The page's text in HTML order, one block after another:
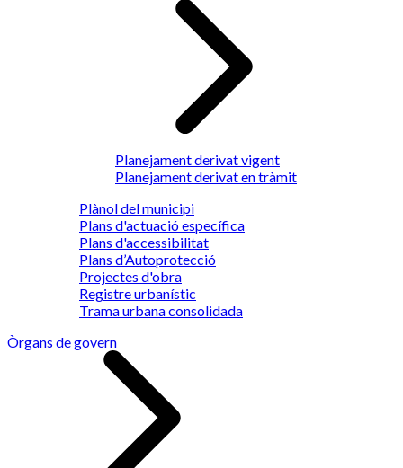
Planejament derivat vigent
Planejament derivat en tràmit
Plànol del municipi
Plans d'actuació específica
Plans d'accessibilitat
Plans d’Autoprotecció
Projectes d'obra
Registre urbanístic
Trama urbana consolidada
Òrgans de govern